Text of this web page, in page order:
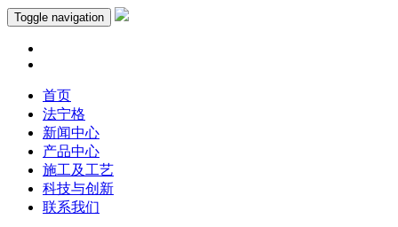
Toggle navigation
首页
法宁格
新闻中心
产品中心
施工及工艺
科技与创新
联系我们